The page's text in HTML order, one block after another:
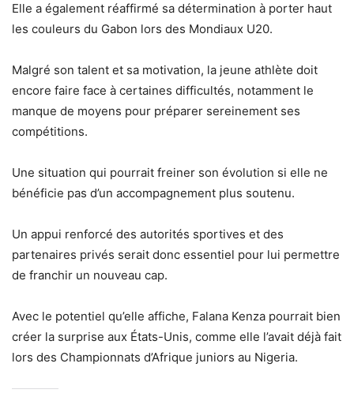
Elle a également réaffirmé sa détermination à porter haut
les couleurs du Gabon lors des Mondiaux U20.
Malgré son talent et sa motivation, la jeune athlète doit
encore faire face à certaines difficultés, notamment le
manque de moyens pour préparer sereinement ses
compétitions.
Une situation qui pourrait freiner son évolution si elle ne
bénéficie pas d’un accompagnement plus soutenu.
Un appui renforcé des autorités sportives et des
partenaires privés serait donc essentiel pour lui permettre
de franchir un nouveau cap.
Avec le potentiel qu’elle affiche, Falana Kenza pourrait bien
créer la surprise aux États-Unis, comme elle l’avait déjà fait
lors des Championnats d’Afrique juniors au Nigeria.